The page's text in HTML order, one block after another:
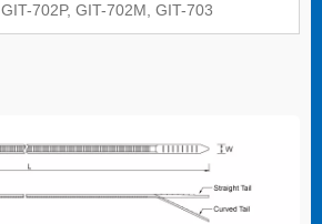
GIT-702P, GIT-702M, GIT-703